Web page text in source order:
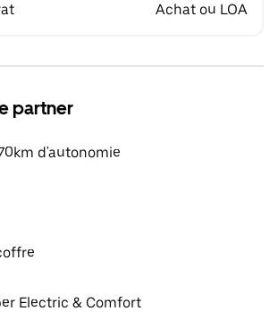
Achat ou LOA
partner
d'autonomie
Electric & Comfort